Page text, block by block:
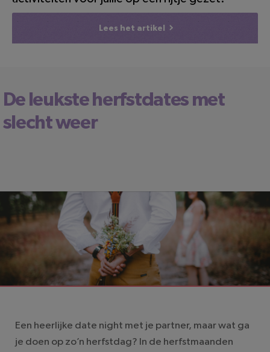
Lees het artikel
De leukste herfstdates met
slecht weer
LEESTIJD: 4 MINUTEN
Een heerlijke date night met je partner, maar wat ga
je doen op zo’n herfstdag? In de herfstmaanden